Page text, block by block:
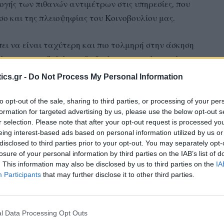
- Do Not Process My Personal Information
opt-out of the sale, sharing to third parties, or processing of your
for targeted advertising by us, please use the below opt-out
selection. Please note that after your opt-out request is processed
interest-based ads based on personal information utilized by us
to third parties prior to your opt-out. You may separately
of your personal information by third parties on the IAB’s list of
This information may also be disclosed by us to third parties on the
Participants that may further disclose it to other third parties.
Data Processing Opt Outs
των πιθανών αντιμέτρων στις υπηρεσίες, που
της πλειοψηφίας του Κοινοβουλίου μας.
να είναι ταχύτερη και πιο τολμηρή στην άσκηση
την επιβολή των διεθνών εμπορικών κανόνων.
που έχουν ένα βεβαρυμένο ιστορικό στην μη
η Τουρκία που εδώ και χρόνια εφαρμόζοντας
τις διατάξεις του διμερούς εμπορικού
Ανατολική Μεσόγειο, και την παραβίαση των
και της Κύπρου.
Ένωση να εμπιστευτεί έναν εταίρο που δεν